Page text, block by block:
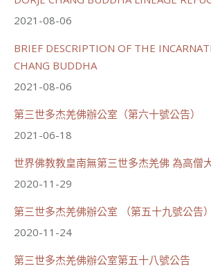
載入更多
2021-08-06
BRIEF DESCRIPTION OF THE
CHANG BUDDHA
2021-08-06
第三世多杰羌佛辦公室（第六十號公告）
2021-06-18
世界佛教教皇南無第三世多杰羌佛 為高僧
2020-11-29
第三世多杰羌佛辦公室 （第五十九號公告）
2020-11-24
第三世多杰羌佛辦公室第五十八號公告